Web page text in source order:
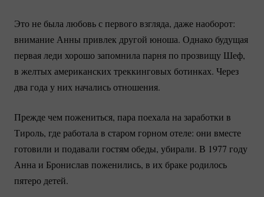
Это не была любовь с первого взгляда, даже наоборот:
внимание Анны привлек другой юноша. Однако будущая
первая леди хорошо запомнила парня по прозвищу Шеф,
в желтых американских треккинговых ботинках. Через
два года у них начались отношения.
Прежде чем пожениться, пара поехала на заработки в
Тироль, где работала в старом горном отеле: они вместе
готовили и подавали гостям обеды, убирали. В 1977 году
Анна и Бронислав поженились, в их браке родилось
пятеро детей.